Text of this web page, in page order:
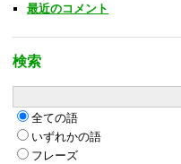
最近のコメント
検索
全ての語
いずれかの語
フレーズ